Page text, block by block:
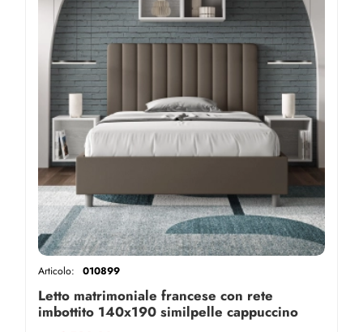
Letto matrimoniale francese con rete
imbottito 140x190 similpelle cappuccino
Agueda
Articolo: 010899